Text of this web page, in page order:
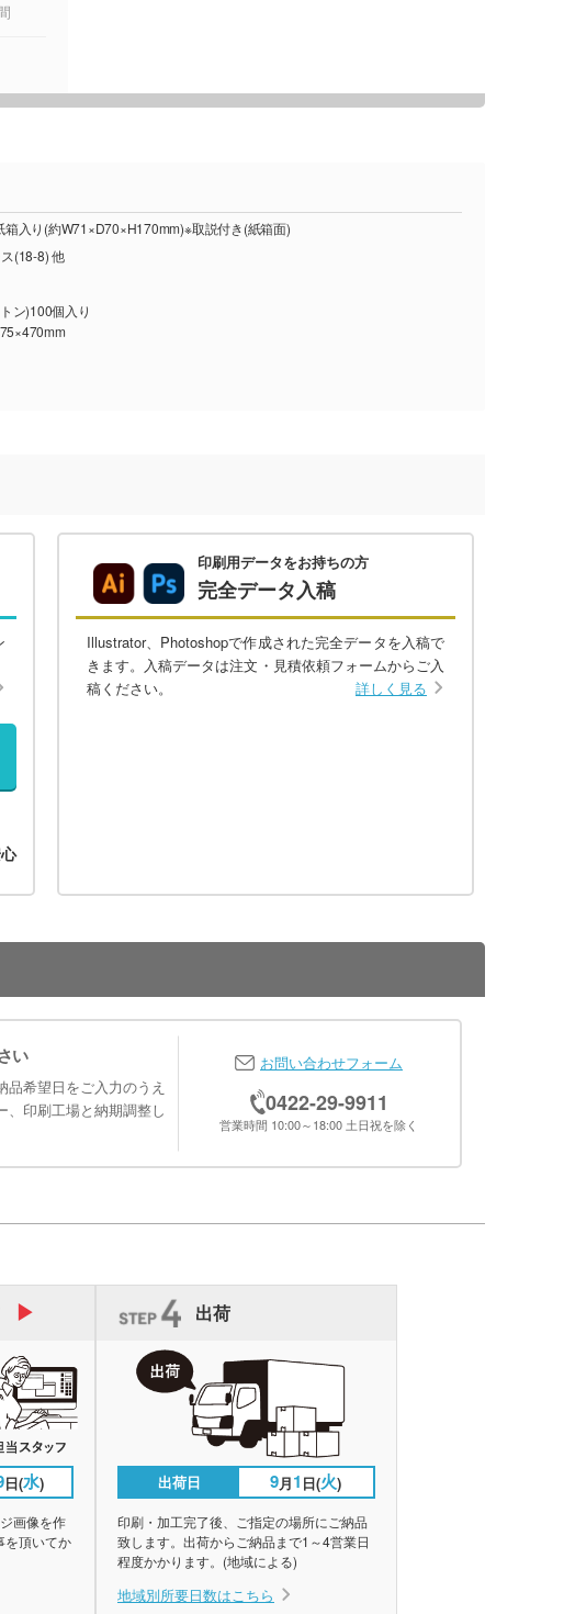
箱入り(約W71×D70×H170mm)※取説付き(紙箱面)
(18-8) 他
ン)100個入り
印刷用データをお持ちの方
完全データ入稿
Illustrator、Photoshopで作成された完全データを入稿で
きます。入稿データは注文・見積依頼フォームからご入
稿ください。
詳しく見る
い
希望日をご入力のうえ
、印刷工場と納期調整し
お問い合わせフォーム
0422-29-9911
営業時間 10:00～18:00 土日祝を除く
日(水)
画像を作
を頂いてか
出荷
出荷日 9月1 日(火)
印刷・加工完了後、ご指定の場所にご納品
致します。出荷からご納品まで1～4営業日
程度かかります。(地域による)
地域別所要日数はこちら